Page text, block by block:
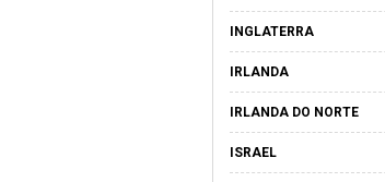
INGLATERRA
IRLANDA
IRLANDA DO NORTE
ISRAEL